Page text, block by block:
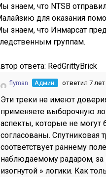
знаем, что NTSB
для оказания
знаем, что Инмарсат
группам.
ответа: RedGrittyBrick
flyman Админ. ответил 7 лет
Эти треки не имеют
применяете выборочную
аспекты, которые не могут
согласованы. Спутниковая
соответствует раннему
наблюдаемому радаром,
изогнутой » логики. Как